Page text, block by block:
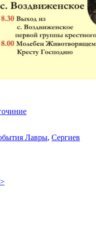
Лавры, Сергиев